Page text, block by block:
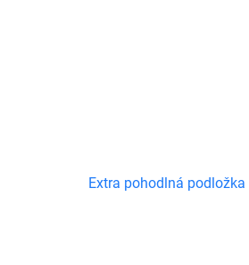
Extra pohodlná